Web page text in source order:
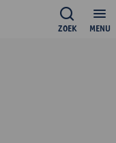
MENU
ZOEK